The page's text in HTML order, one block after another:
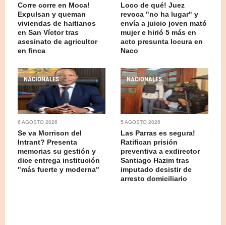
Corre corre en Moca!
Expulsan y queman
viviendas de haitianos
en San Víctor tras
asesinato de agricultor
en finca
Loco de qué! Juez
revoca "no ha lugar" y
envía a juicio joven mató
mujer e hirió 5 más en
acto presunta locura en
Naco
NACIONALES
6 AGOSTO 2026
Se va Morrison del
Intrant? Presenta
memorias su gestión y
dice entrega institución
"más fuerte y moderna"
NACIONALES
5 AGOSTO 2026
Las Parras es segura!
Ratifican prisión
preventiva a exdirector
Santiago Hazim tras
imputado desistir de
arresto domiciliario